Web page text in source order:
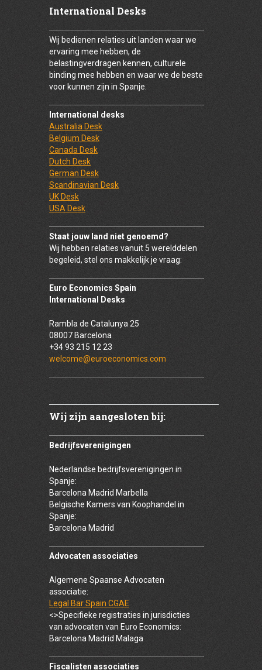
International Desks
Wij bedienen relaties uit landen waar we
ervaring mee hebben, de
belastingverdragen kennen, culturele
binding mee hebben en waar we de beste
voor kunnen zijn in Spanje.
International desks
Australia Desk
Belgium Desk
Canada Desk
Dutch Desk
German Desk
Scandinavian Desk
UK Desk
USA Desk
Staat jouw land niet genoemd?
Wij hebben relaties vanuit 5 werelddelen
begeleid, stel ons makkelijk je vraag:
Euro Economics Spain
International Desks
Rambla de Catalunya 25
08007 Barcelona
+34 93 215 12 23
welcome@euroeconomics.com
Wij zijn aangesloten bij:
Bedrijfsverenigingen
Nederlandse bedrijfsverenigingen in
Spanje:
Barcelona Madrid Marbella
Belgische Kamers van Koophandel in
Spanje:
Barcelona Madrid
Advocaten associaties
Algemene Spaanse Advocaten
associatie:
Legal Bar Spain CGAE
<>Specifieke registraties in jurisdicties
van advocaten van Euro Economics:
Barcelona Madrid Malaga
Fiscalisten associaties